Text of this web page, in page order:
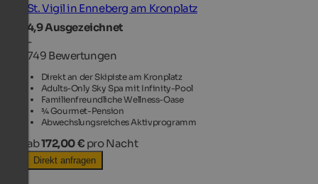
St. Vigil in Enneberg am Kronplatz
4,9Ausgezeichnet
-
749 Bewertungen
Direkt an der Skipiste am Kronplatz
Adults-Only Sky Spa mit Infinity-Pool
Familienfreundliche Wellness-Oase
¾ Gourmet-Pension
Abwechslungsreiches Aktivprogramm
ab172,00 € pro Nacht
Direkt anfragen